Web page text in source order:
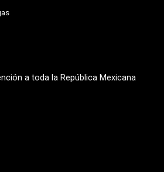
a toda la República Mexicana